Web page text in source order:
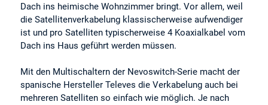
Dach ins heimische Wohnzimmer bringt. Vor allem, weil
die Satellitenverkabelung klassischerweise aufwendiger
ist und pro Satelliten typischerweise 4 Koaxialkabel vom
Dach ins Haus geführt werden müssen.
Mit den Multischaltern der Nevoswitch-Serie macht der
spanische Hersteller Televes die Verkabelung auch bei
mehreren Satelliten so einfach wie möglich. Je nach